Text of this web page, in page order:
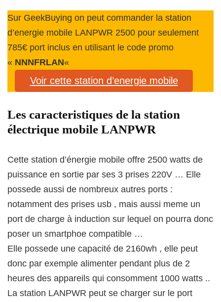
Sur GeekBuying on peut commander la station
d’energie mobile LANPWR 2500 pour seulement
785€ port inclus en utilisant le code promo
« NNNFRLAN«
Voir cette station d’energie mobile
Les caracteristiques de la station
électrique mobile LANPWR
Cette station d’énergie mobile offre 2500 watts de
puissance en sortie par ses 3 prises 220V … Elle
possede aussi de nombreux autres ports :
notamment des prises usb , mais aussi meme un
port de charge à induction sur lequel on pourra donc
poser un smartphoe compatible …
Elle possede une capacité de 2160wh , elle peut
donc par exemple alimenter pendant plus de 2
heures des appareils qui consomment 1000 watts ..
La station LANPWR peut se charger sur le port